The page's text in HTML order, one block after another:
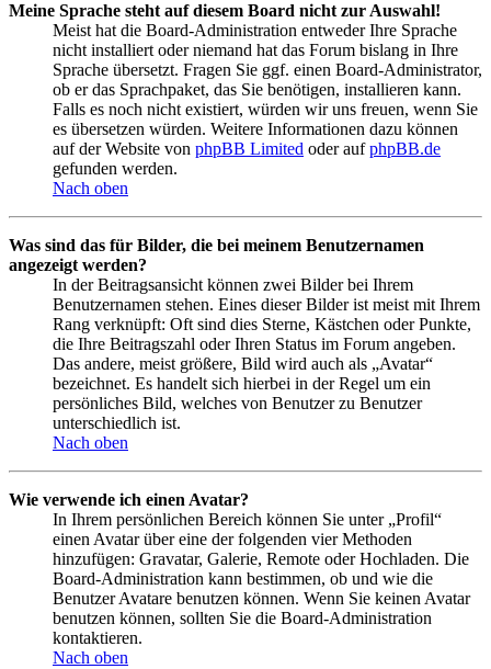
Meine Sprache steht auf diesem Board nicht zur Auswahl!
Meist hat die Board-Administration entweder Ihre Sprache
nicht installiert oder niemand hat das Forum bislang in Ihre
Sprache übersetzt. Fragen Sie ggf. einen Board-Administrator,
ob er das Sprachpaket, das Sie benötigen, installieren kann.
Falls es noch nicht existiert, würden wir uns freuen, wenn Sie
es übersetzen würden. Weitere Informationen dazu können
auf der Website von phpBB Limited oder aufphpBB.de
gefunden werden.
Nach oben
Was sind das für Bilder, die bei meinem Benutzernamen
angezeigt werden?
In der Beitragsansicht können zwei Bilder bei Ihrem
Benutzernamen stehen. Eines dieser Bilder ist meist mit Ihrem
Rang verknüpft: Oft sind dies Sterne, Kästchen oder Punkte,
die Ihre Beitragszahl oder Ihren Status im Forum angeben.
Das andere, meist größere, Bild wird auch als „Avatar“
bezeichnet. Es handelt sich hierbei in der Regel um ein
persönliches Bild, welches von Benutzer zu Benutzer
unterschiedlich ist.
Nach oben
Wie verwende ich einen Avatar?
In Ihrem persönlichen Bereich können Sie unter „Profil“
einen Avatar über eine der folgenden vier Methoden
hinzufügen: Gravatar, Galerie, Remote oder Hochladen. Die
Board-Administration kann bestimmen, ob und wie die
Benutzer Avatare benutzen können. Wenn Sie keinen Avatar
benutzen können, sollten Sie die Board-Administration
kontaktieren.
Nach oben